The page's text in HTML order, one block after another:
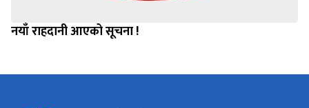
नयाँ राहदानी आएको सूचना !